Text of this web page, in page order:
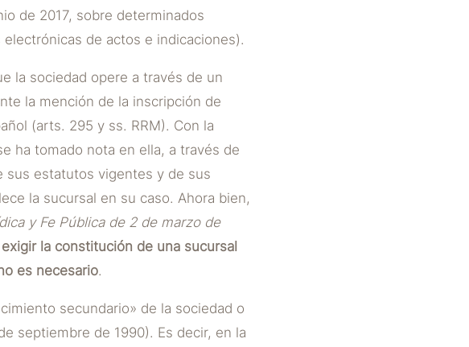
de 2017, sobre determinados
de actos e indicaciones).
la sociedad opere a través de un
la mención de la inscripción de
(arts. 295 y ss. RRM). Con la
ha tomado nota en ella, a través de
sus estatutos vigentes y de sus
la sucursal en su caso. Ahora bien,
y Fe Pública de 2 de marzo de
la constitución de una sucursal
es necesario.
secundario» de la sociedad o
septiembre de 1990). Es decir, en la